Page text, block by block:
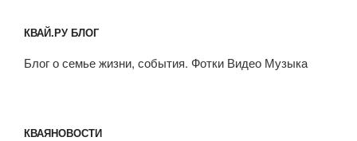
КВАЙ.РУ БЛОГ
Блог о семье жизни, события. Фотки Видео Музыка
КВАЯНОВОСТИ